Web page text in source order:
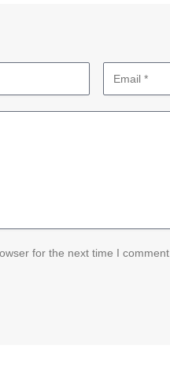
for the next time I comment.